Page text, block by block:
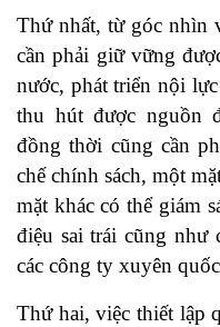
Thứ nhất, từ góc nhìn
cần phải giữ vững
nước, phát triển nội
thu hút được nguồn
đồng thời cũng cần
chế chính sách, một
mặt khác có thể giám
điệu sai trái cũng như
các công ty xuyên
Thứ hai, việc thiết lập